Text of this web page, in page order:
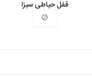
قفل حیاطی سیزا